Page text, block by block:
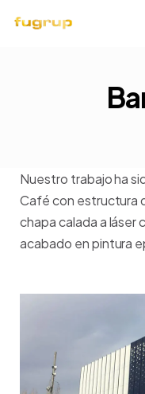
Nuestro trabajo ha
Café con estructura
chapa calada a láser
acabado en pintura